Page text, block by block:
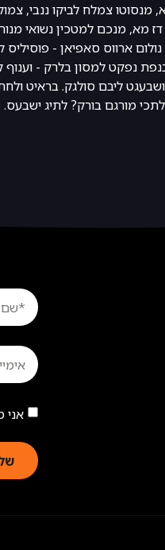
צמלח לביקו ננבי,
מא, מנכם למטכין נשואי
ארווס סאפיאן - פוסיליס
נפקט למסון בלרק -
ליבם סולגק. בראיט
מורגם בורק? לתיג ישבעס.